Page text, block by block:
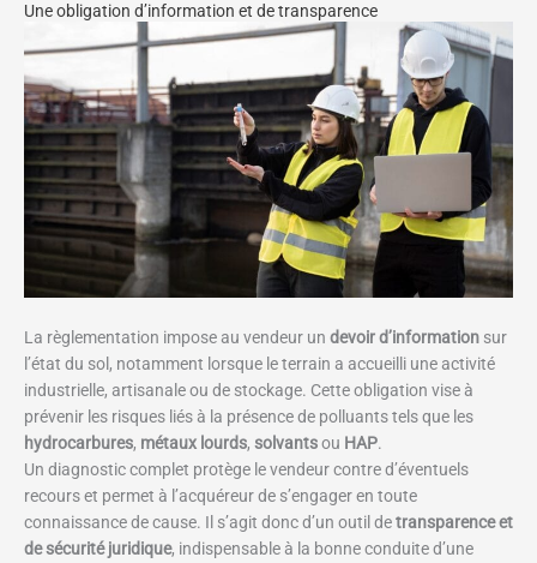
Une obligation d’information et de transparence
La règlementation impose au vendeur un devoir d’information sur
l’état du sol, notamment lorsque le terrain a accueilli une activité
industrielle, artisanale ou de stockage. Cette obligation vise à
prévenir les risques liés à la présence de polluants tels que les
hydrocarbures, métaux lourds, solvantsou HAP.
Un diagnostic complet protège le vendeur contre d’éventuels
recours et permet à l’acquéreur de s’engager en toute
connaissance de cause. Il s’agit donc d’un outil detransparence et
de sécurité juridique, indispensable à la bonne conduite d’une